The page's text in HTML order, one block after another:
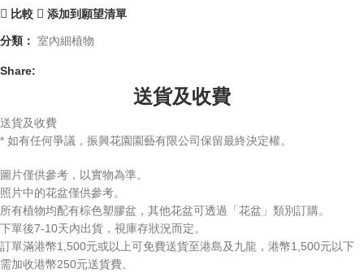
比較 添加到願望清單
分類： 室內細植物
Share:
送貨及收費
送貨及收費
* 如有任何爭議，振興花園園藝有限公司保留最終決定權。
圖片僅供參考，以實物為準。
照片中的花盆僅供參考。
所有植物均配有棕色塑膠盆，其他花盆可透過「花盆」類別訂購。
下單後7-10天內出貨，視庫存狀況而定。
訂單滿港幣1,500元或以上可免費送貨至港島及九龍，港幣1,500元以下
需加收港幣250元送貨費。